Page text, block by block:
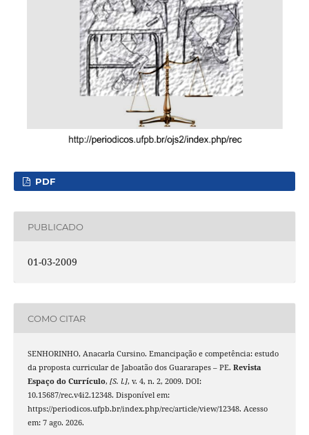
PDF
PUBLICADO
01-03-2009
COMO CITAR
SENHORINHO, Anacarla Cursino. Emancipação e competência: estudo
da proposta curricular de Jaboatão dos Guararapes – PE. Revista
Espaço do Currículo, [S. l.], v. 4, n. 2, 2009. DOI:
10.15687/rec.v4i2.12348. Disponível em:
https://periodicos.ufpb.br/index.php/rec/article/view/12348. Acesso
em: 7 ago. 2026.